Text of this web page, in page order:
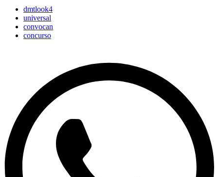
dmtlook4
universal
convocan
concurso